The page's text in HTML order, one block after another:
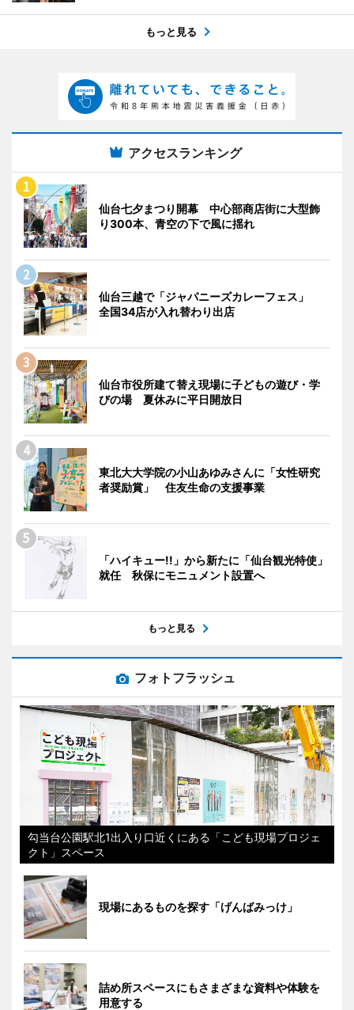
もっと見る
アクセスランキング
仙台七夕まつり開幕 中心部商店街に大型飾
り300本、青空の下で風に揺れ
仙台三越で「ジャパニーズカレーフェス」
全国34店が入れ替わり出店
仙台市役所建て替え現場に子どもの遊び・学
びの場 夏休みに平日開放日
東北大大学院の小山あゆみさんに「女性研究
者奨励賞」 住友生命の支援事業
「ハイキュー!!」から新たに「仙台観光特使」
就任 秋保にモニュメント設置へ
もっと見る
フォトフラッシュ
勾当台公園駅北1出入り口近くにある「こども現場プロジェ
クト」スペース
現場にあるものを探す「げんばみっけ」
詰め所スペースにもさまざまな資料や体験を
用意する